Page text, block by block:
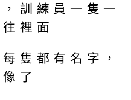
訓練員一隻一
裡面
隻都有名字，
了